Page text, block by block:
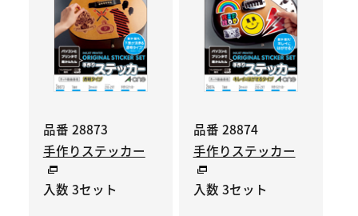
品番 28873
手作りステッカー
入数 3セット
品番 28874
手作りステッカー
入数 3セット